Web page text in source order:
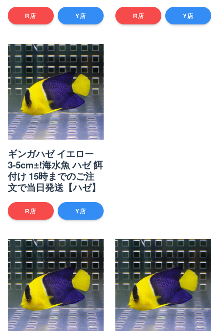
R店 Y店 R店 Y店
ギンガハゼ イエロー
3-5cm±!海水魚 ハゼ 餌
付け 15時までのご注
文で当日発送【ハゼ】
R店 Y店